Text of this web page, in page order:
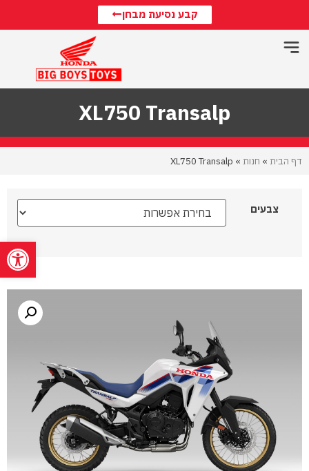
קבע נסיעת מבחן
XL750 Transalp
דף הבית » חנות »
XL750 Transalp
צבעים